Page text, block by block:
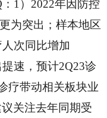
1）2022年因防控
为突出；样本地区
人次同比增加
速，预计2Q23诊
疗带动相关板块业
关注去年同期受